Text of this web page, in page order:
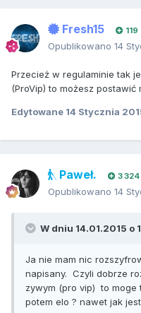
Fresh15 119
Opublikowano 14
Przecież w regulaminie tak
(ProVip) to możesz postawić
Edytowane 14 Stycznia
Paweł. 3 324
Opublikowano 14
W dniu 14.01.2015 o
Ja nie mam nic
napisany. Czyli dobrze
zywym (pro vip) to moge
potem elo ? nawet jak